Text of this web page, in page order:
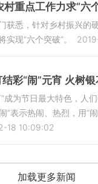
重点工作力求“六
获悉，针对乡村振兴的
现“六个突破”。
彩“闹”元宵 火树银
成为节日最大特色，人们
”表示热闹、热烈，用“
18 10:09:02
加载更多新闻